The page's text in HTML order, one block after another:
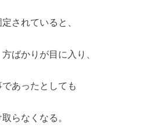
されていると、
ばかりが目に入り、
あったとしても
らなくなる。